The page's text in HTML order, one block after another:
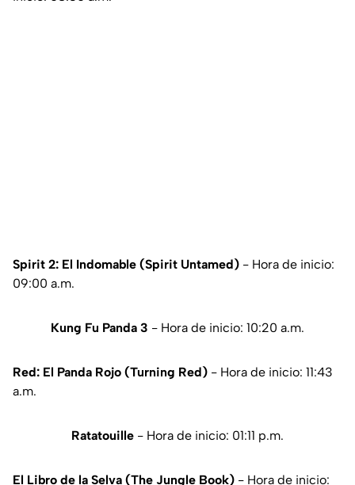
Spirit 2: El Indomable (Spirit Untamed) - Hora de inicio:
09:00 a.m.
Kung Fu Panda 3 - Hora de inicio: 10:20 a.m.
Red: El Panda Rojo (Turning Red) - Hora de inicio: 11:43
a.m.
Ratatouille - Hora de inicio: 01:11 p.m.
El Libro de la Selva (The Jungle Book) - Hora de inicio: